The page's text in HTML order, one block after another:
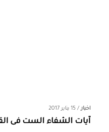
اخبار/ 15 يناير 2017
آيات الشفاء الست فى القرآن